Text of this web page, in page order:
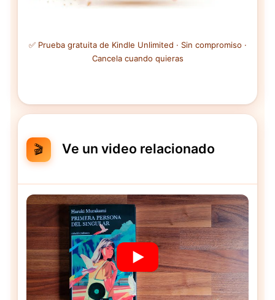
✅ Prueba gratuita de Kindle Unlimited · Sin compromiso ·
Cancela cuando quieras
🎬 Ve un video relacionado